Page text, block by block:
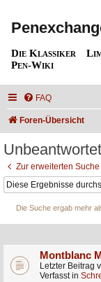
Die Klassiker
Pen-Wiki
FAQ
Foren-Übersicht
Zur erweiterten Suche
Die Suche ergab mehr
Montblanc
Letzter Beitrag
Verfasst in